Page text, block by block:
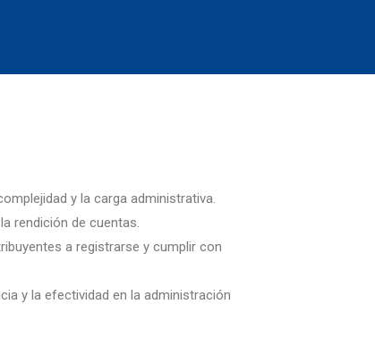
y la carga administrativa.
rendición de cuentas.
a registrarse y cumplir con
y la efectividad en la administración